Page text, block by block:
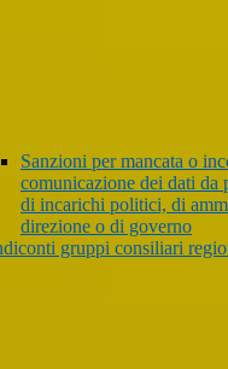
Sanzioni per mancata o
comunicazione dei dati da
di incarichi politici, di
direzione o di governo
gruppi consiliari